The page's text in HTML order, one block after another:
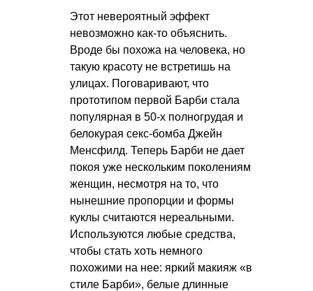
Этот невероятный эффект
невозможно как-то объяснить.
Вроде бы похожа на человека, но
такую красоту не встретишь на
улицах. Поговаривают, что
прототипом первой Барби стала
популярная в 50-х полногрудая и
белокурая секс-бомба Джейн
Менсфилд. Теперь Барби не дает
покоя уже нескольким поколениям
женщин, несмотря на то, что
нынешние пропорции и формы
куклы считаются нереальными.
Используются любые средства,
чтобы стать хоть немного
похожими на нее: яркий макияж «в
стиле Барби», белые длинные